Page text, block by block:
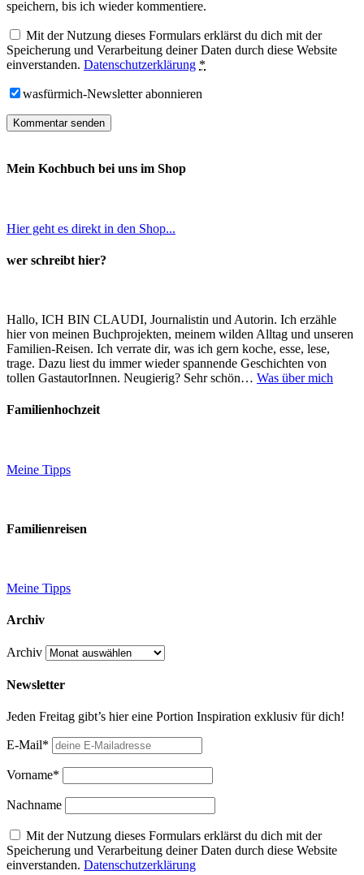
speichern, bis ich wieder kommentiere.
Mit der Nutzung dieses Formulars erklärst du dich mit der
Speicherung und Verarbeitung deiner Daten durch diese Website
einverstanden. Datenschutzerklärung *
wasfürmich-Newsletter abonnieren
Mein Kochbuch bei uns im Shop
Hier geht es direkt in den Shop...
wer schreibt hier?
Hallo, ICH BIN CLAUDI, Journalistin und Autorin. Ich erzähle
hier von meinen Buchprojekten, meinem wilden Alltag und unseren
Familien-Reisen. Ich verrate dir, was ich gern koche, esse, lese,
trage. Dazu liest du immer wieder spannende Geschichten von
tollen GastautorInnen. Neugierig? Sehr schön… Was über mich
Familienhochzeit
Meine Tipps
Familienreisen
Meine Tipps
Archiv
Archiv
Newsletter
Jeden Freitag gibt’s hier eine Portion Inspiration exklusiv für dich!
E-Mail*
Vorname*
Nachname
Mit der Nutzung dieses Formulars erklärst du dich mit der
Speicherung und Verarbeitung deiner Daten durch diese Website
einverstanden. Datenschutzerklärung